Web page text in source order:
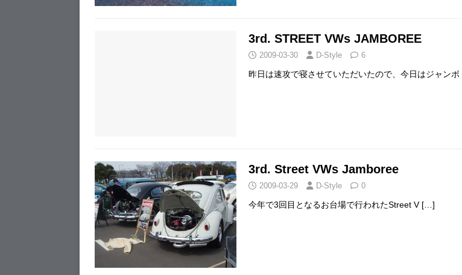
3rd. STREET VWs JAMBOREE
2009-03-30 D-Style 6
昨日は速攻で寝させていただいたので、今日はジャンボ
3rd. Street VWs Jamboree
2009-03-29 D-Style 0
今年で3回目となるお台場で行われたStreet V […]